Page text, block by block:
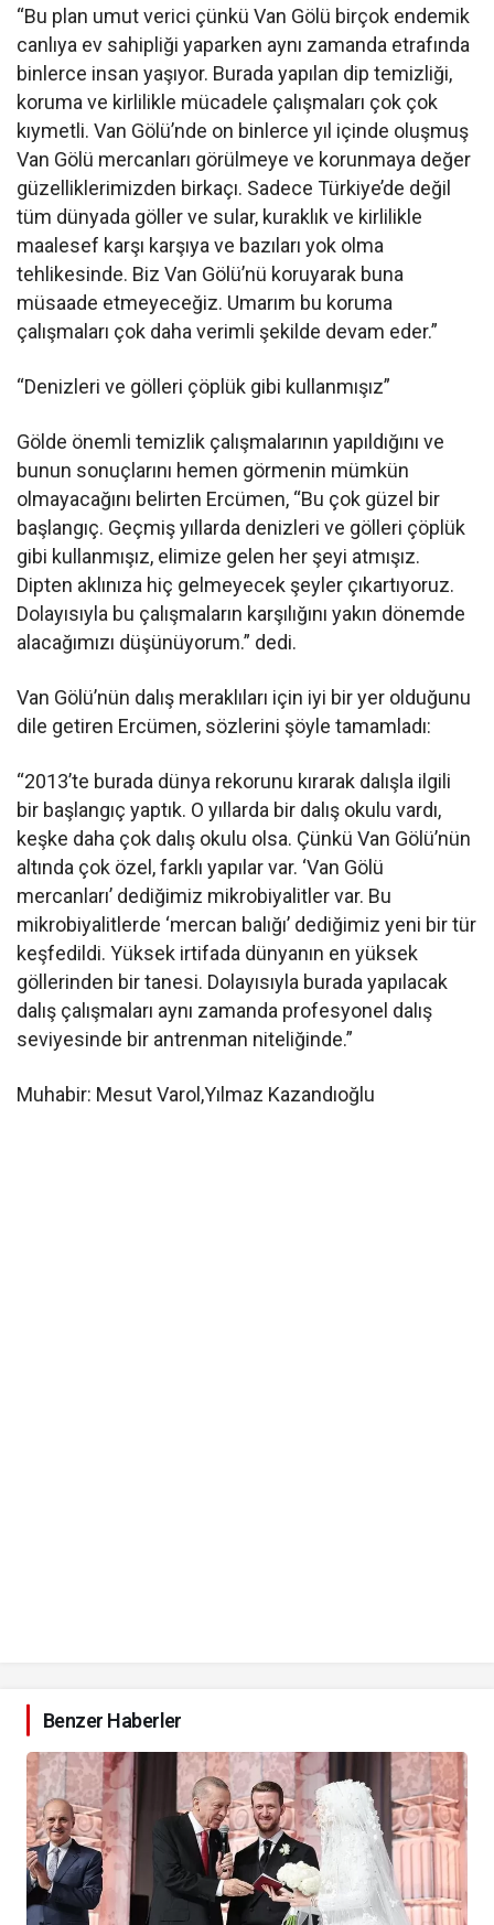
“Bu plan umut verici çünkü Van Gölü birçok endemik
canlıya ev sahipliği yaparken aynı zamanda etrafında
binlerce insan yaşıyor. Burada yapılan dip temizliği,
koruma ve kirlilikle mücadele çalışmaları çok çok
kıymetli. Van Gölü’nde on binlerce yıl içinde oluşmuş
Van Gölü mercanları görülmeye ve korunmaya değer
güzelliklerimizden birkaçı. Sadece Türkiye’de değil
tüm dünyada göller ve sular, kuraklık ve kirlilikle
maalesef karşı karşıya ve bazıları yok olma
tehlikesinde. Biz Van Gölü’nü koruyarak buna
müsaade etmeyeceğiz. Umarım bu koruma
çalışmaları çok daha verimli şekilde devam eder.”
“Denizleri ve gölleri çöplük gibi kullanmışız”
Gölde önemli temizlik çalışmalarının yapıldığını ve
bunun sonuçlarını hemen görmenin mümkün
olmayacağını belirten Ercümen, “Bu çok güzel bir
başlangıç. Geçmiş yıllarda denizleri ve gölleri çöplük
gibi kullanmışız, elimize gelen her şeyi atmışız.
Dipten aklınıza hiç gelmeyecek şeyler çıkartıyoruz.
Dolayısıyla bu çalışmaların karşılığını yakın dönemde
alacağımızı düşünüyorum.” dedi.
Van Gölü’nün dalış meraklıları için iyi bir yer olduğunu
dile getiren Ercümen, sözlerini şöyle tamamladı:
“2013’te burada dünya rekorunu kırarak dalışla ilgili
bir başlangıç yaptık. O yıllarda bir dalış okulu vardı,
keşke daha çok dalış okulu olsa. Çünkü Van Gölü’nün
altında çok özel, farklı yapılar var. ‘Van Gölü
mercanları’ dediğimiz mikrobiyalitler var. Bu
mikrobiyalitlerde ‘mercan balığı’ dediğimiz yeni bir tür
keşfedildi. Yüksek irtifada dünyanın en yüksek
göllerinden bir tanesi. Dolayısıyla burada yapılacak
dalış çalışmaları aynı zamanda profesyonel dalış
seviyesinde bir antrenman niteliğinde.”
Muhabir: Mesut Varol,Yılmaz Kazandıoğlu
Benzer Haberler